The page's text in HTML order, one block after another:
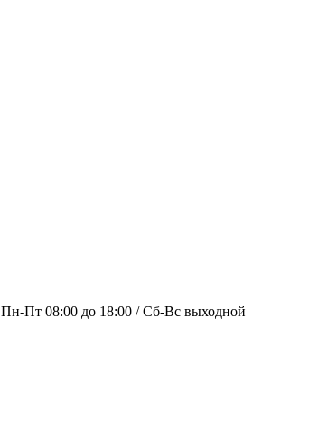
Пн-Пт 08:00 до 18:00 / Сб-Вс выходной